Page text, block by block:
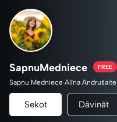
SapnuMedniece FREE
Sapņu Medniece Alīna Andrušaite
Sekot Dāvināt